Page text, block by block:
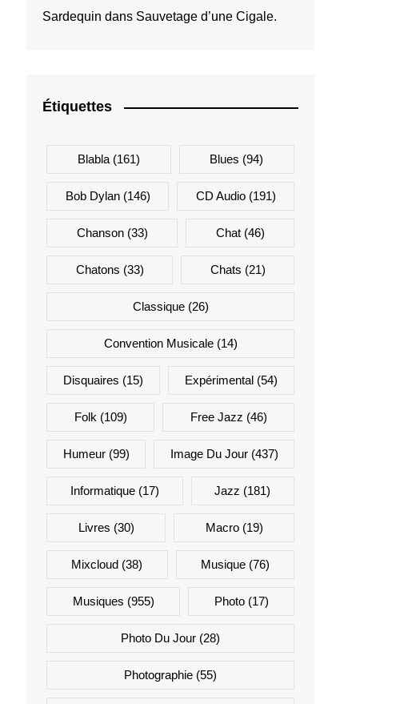
Sardequin dans Sauvetage d’une Cigale.
Étiquettes
Blabla(161) Blues (94)
Bob Dylan(146) CD Audio(191)
Chanson(33) Chat(46)
Chatons (33) Chats (21)
Classique(26)
Convention Musicale(14)
Disquaires (15) Expérimental (54)
Folk (109) Free Jazz (46)
Humeur(99) Image Du Jour(437)
Informatique(17) Jazz (181)
Livres (30) Macro(19)
Mixcloud (38) Musique(76)
Musiques (955) Photo(17)
Photo Du Jour (28)
Photographie (55)